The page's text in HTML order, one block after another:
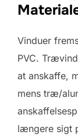
Vinduer
PVC.
at anskaffe,
mens træ/
længere sigt